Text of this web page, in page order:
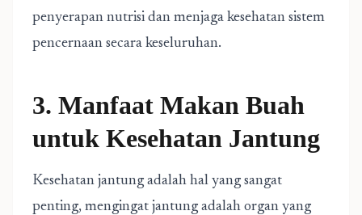
penyerapan nutrisi dan menjaga kesehatan sistem
pencernaan secara keseluruhan.
3. Manfaat Makan Buah
untuk Kesehatan Jantung
Kesehatan jantung adalah hal yang sangat
penting, mengingat jantung adalah organ yang